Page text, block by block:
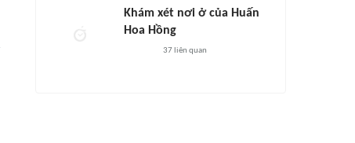
Khám xét nơi ở của Huấn
Hoa Hồng
37liên quan